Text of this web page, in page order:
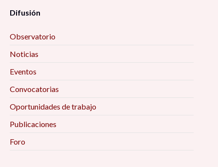
Difusión
Observatorio
Noticias
Eventos
Convocatorias
Oportunidades de trabajo
Publicaciones
Foro